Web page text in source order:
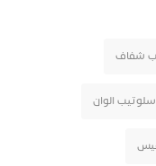
شفاف
سلوتيب الوان